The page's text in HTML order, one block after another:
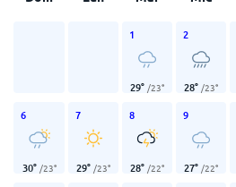
1
29° /23°
2
28° /23°
6
30° /23°
7
29° /23°
8
28° /22°
9
27° /22°